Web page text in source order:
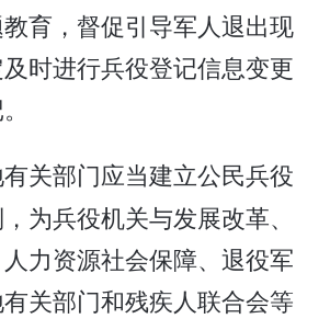
育，督促引导军人退出现
时进行兵役登记信息变更
关部门应当建立公民兵役
为兵役机关与发展改革、
力资源社会保障、退役军
关部门和残疾人联合会等